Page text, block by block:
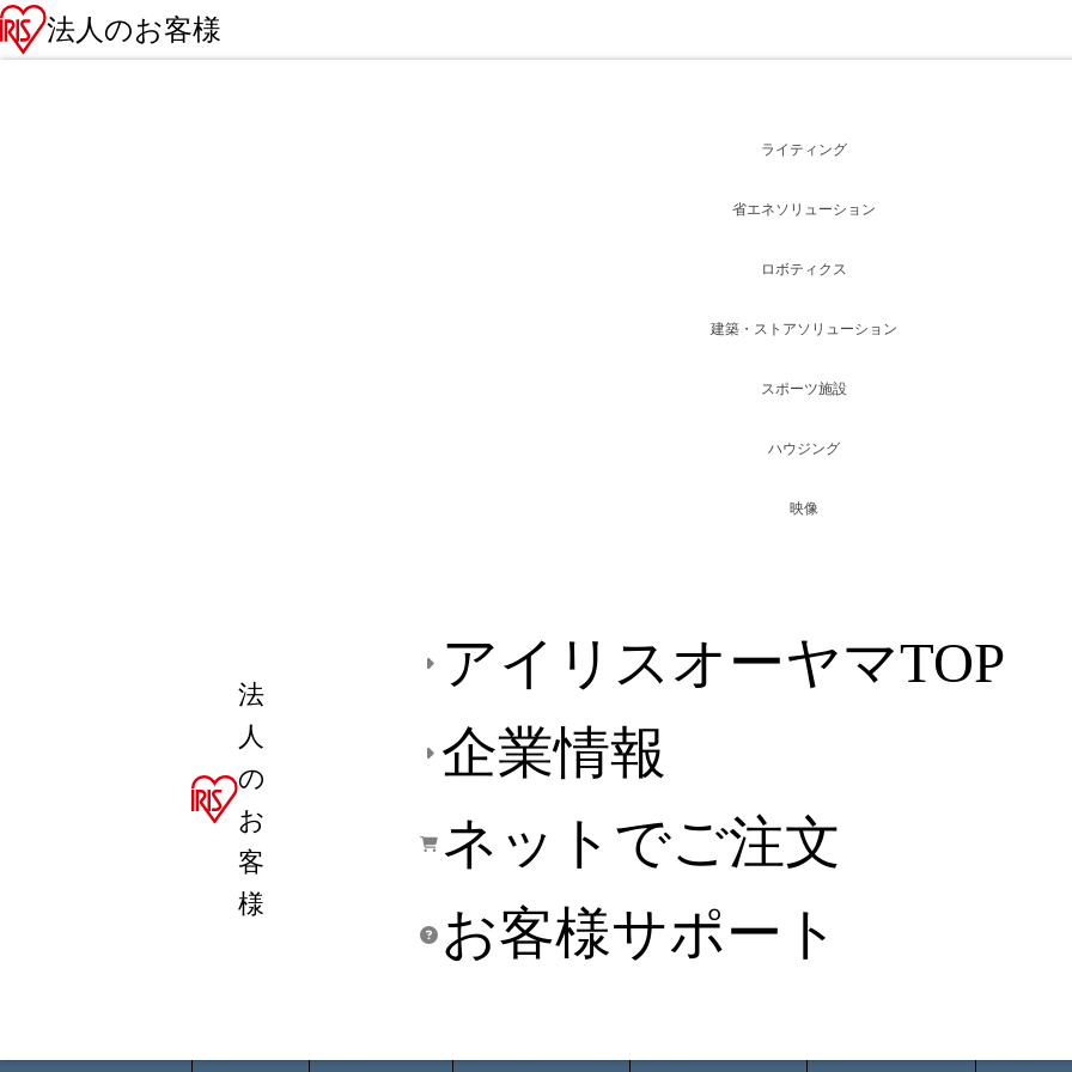
法人のお客様
法
人
の
お
客
様
アイリスオーヤマTOP
企業情報
ネットでご注文
お客様サポート
ライティング
省エネソリューション
ロボティクス
建築・ストアソリューション
スポーツ施設
ハウジング
映像